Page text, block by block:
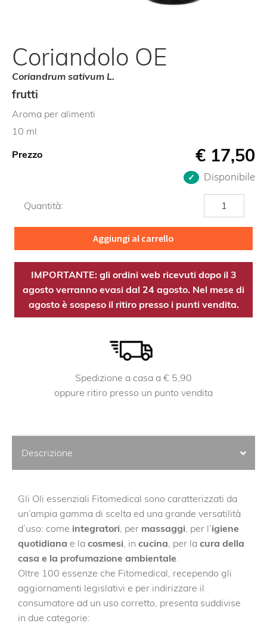
Coriandolo OE
Coriandrum sativum L.
frutti
Aroma per alimenti
10 ml
Prezzo
€ 17,50
Disponibile
Quantità:
Coriandolo
OE
quantità
Aggiungi al carrello
IMPORTANTE: gli ordini web ricevuti dopo il 3
agosto verranno evasi dal 24 agosto. Nel mese di
agosto è sospeso il ritiro presso i punti vendita.
Spedizione a casa a € 5,90
oppure ritiro presso un punto vendita
Descrizione
Gli Oli essenziali Fitomedical sono caratterizzati da
un’ampia gamma di scelta ed una grande versatilità
d’uso: come integratori , per massaggi , per l’igiene
quotidiana e la cosmesi , in cucina , per la cura della
casa e la profumazione ambientale
Oltre 100 essenze che Fitomedical, recependo gli
aggiornamenti legislativi e per indirizzare il
consumatore ad un uso corretto, presenta suddivise
in due categorie: